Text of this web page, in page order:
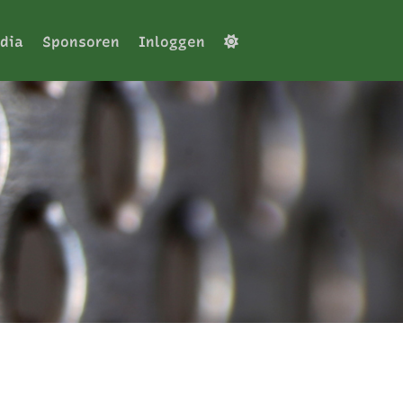
Sponsoren Inloggen